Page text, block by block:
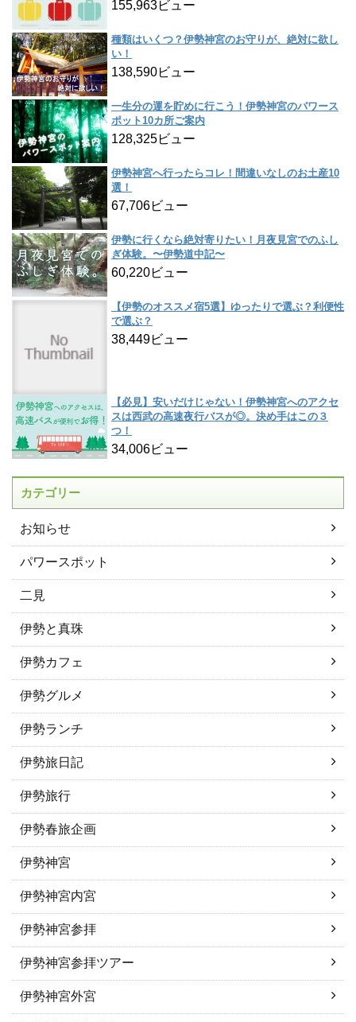
155,963ビュー
種類はいくつ？伊勢神宮のお守りが、絶対に欲し
い！
138,590ビュー
一生分の運を貯めに行こう！伊勢神宮のパワース
ポット10カ所ご案内
128,325ビュー
伊勢神宮へ行ったらコレ！間違いなしのお土産10
選！
67,706ビュー
伊勢に行くなら絶対寄りたい！月夜見宮でのふし
ぎ体験。〜伊勢道中記〜
60,220ビュー
【伊勢のオススメ宿5選】ゆったりで選ぶ？利便性
で選ぶ？
38,449ビュー
【必見】安いだけじゃない！伊勢神宮へのアクセ
スは西武の高速夜行バスが◎。決め手はこの３
つ！
34,006ビュー
カテゴリー
お知らせ
パワースポット
二見
伊勢と真珠
伊勢カフェ
伊勢グルメ
伊勢ランチ
伊勢旅日記
伊勢旅行
伊勢春旅企画
伊勢神宮
伊勢神宮内宮
伊勢神宮参拝
伊勢神宮参拝ツアー
伊勢神宮外宮